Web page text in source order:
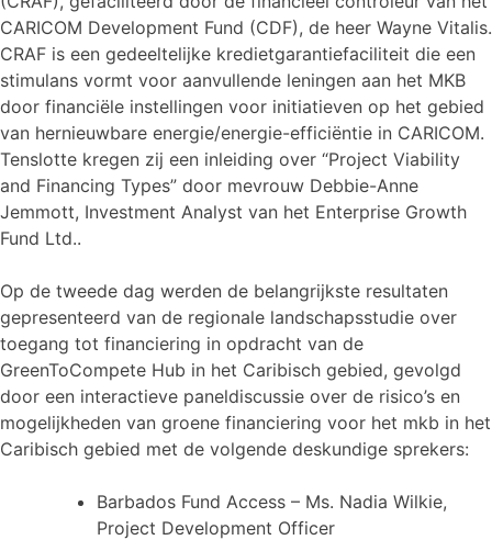
CARICOM Development Fund (CDF), de heer Wayne Vitalis.
CRAF is een gedeeltelijke kredietgarantiefaciliteit die een
stimulans vormt voor aanvullende leningen aan het MKB
door financiële instellingen voor initiatieven op het gebied
van hernieuwbare energie/energie-efficiëntie in CARICOM.
Tenslotte kregen zij een inleiding over “Project Viability
and Financing Types” door mevrouw Debbie-Anne
Jemmott, Investment Analyst van het Enterprise Growth
Fund Ltd..
Op de tweede dag werden de belangrijkste resultaten
gepresenteerd van de regionale landschapsstudie over
toegang tot financiering in opdracht van de
GreenToCompete Hub in het Caribisch gebied, gevolgd
door een interactieve paneldiscussie over de risico’s en
mogelijkheden van groene financiering voor het mkb in het
Caribisch gebied met de volgende deskundige sprekers:
Barbados Fund Access – Ms. Nadia Wilkie,
Project Development Officer